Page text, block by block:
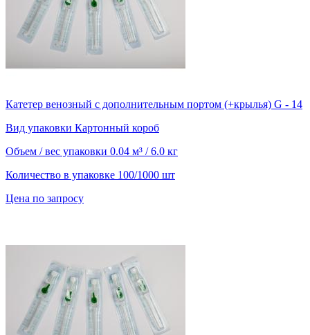
Катетер венозный с дополнительным портом (+крылья) G - 14
Вид упаковки Картонный короб
Объем / вес упаковки 0.04 м³ / 6.0 кг
Количество в упаковке 100/1000 шт
Цена по запросу